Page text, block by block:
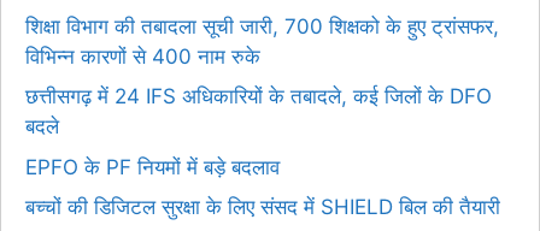
शिक्षा विभाग की तबादला सूची जारी, 700 शिक्षको के हुए ट्रांसफर,
विभिन्न कारणों से 400 नाम रुके
छत्तीसगढ़ में 24 IFS अधिकारियों के तबादले, कई जिलों के DFO
बदले
EPFO के PF नियमों में बड़े बदलाव
बच्चों की डिजिटल सुरक्षा के लिए संसद में SHIELD बिल की तैयारी